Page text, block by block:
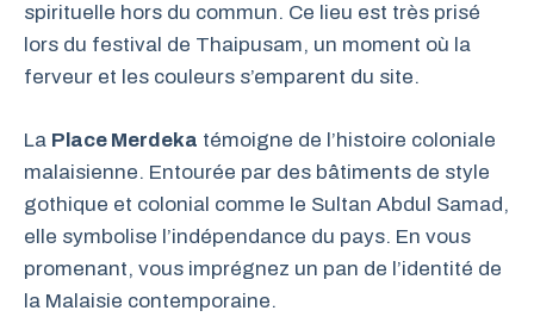
spirituelle hors du commun. Ce lieu est très prisé
lors du festival de Thaipusam, un moment où la
ferveur et les couleurs s’emparent du site.
La Place Merdeka témoigne de l’histoire coloniale
malaisienne. Entourée par des bâtiments de style
gothique et colonial comme le Sultan Abdul Samad,
elle symbolise l’indépendance du pays. En vous
promenant, vous imprégnez un pan de l’identité de
la Malaisie contemporaine.